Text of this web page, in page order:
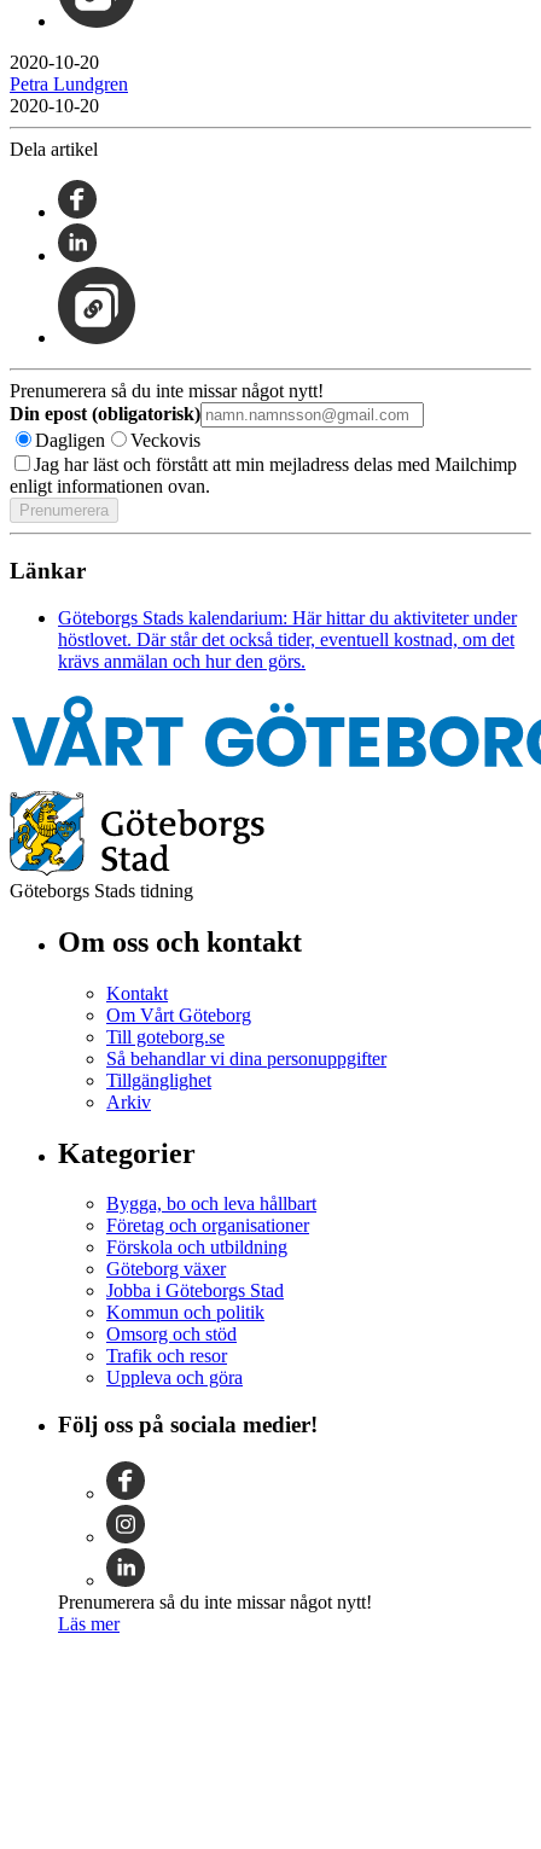
2020-10-20
Petra Lundgren
2020-10-20
Dela artikel
Prenumerera så du inte missar något nytt!
Din epost (obligatorisk)
Dagligen
Veckovis
Jag har läst och förstått att min mejladress delas med Mailchimp
enligt informationen ovan.
Länkar
Göteborgs Stads kalendarium: Här hittar du aktiviteter under
höstlovet. Där står det också tider, eventuell kostnad, om det
krävs anmälan och hur den görs.
Göteborgs Stads tidning
Om oss och kontakt
Kontakt
Om Vårt Göteborg
Till goteborg.se
Så behandlar vi dina personuppgifter
Tillgänglighet
Arkiv
Kategorier
Bygga, bo och leva hållbart
Företag och organisationer
Förskola och utbildning
Göteborg växer
Jobba i Göteborgs Stad
Kommun och politik
Omsorg och stöd
Trafik och resor
Uppleva och göra
Följ oss på sociala medier!
Prenumerera så du inte missar något nytt!
Läs mer